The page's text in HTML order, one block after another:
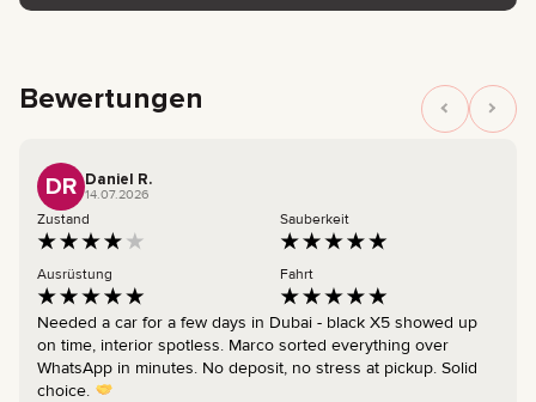
Bewertungen
DR Daniel R.
14.07.2026
Zustand Sauberkeit
Ausrüstung Fahrt
Needed a car for a few days in Dubai - black X5 showed up
on time, interior spotless. Marco sorted everything over
WhatsApp in minutes. No deposit, no stress at pickup. Solid
choice.